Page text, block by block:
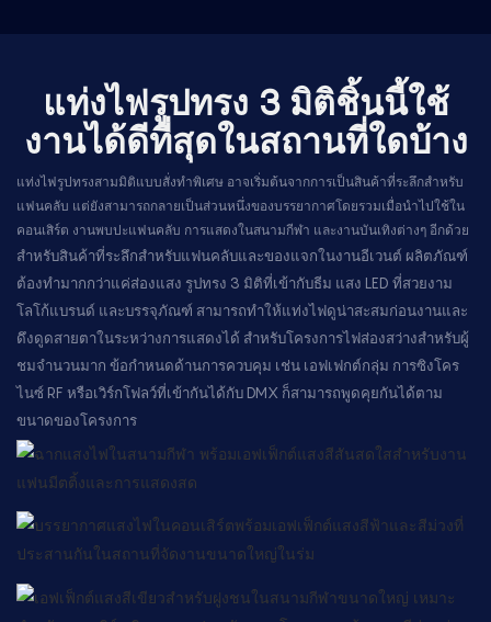
แท่งไฟรูปทรง 3 มิติชิ้นนี้ใช้
งานได้ดีที่สุดในสถานที่ใดบ้าง
แท่งไฟรูปทรงสามมิติแบบสั่งทำพิเศษ อาจเริ่มต้นจากการเป็นสินค้าที่ระลึกสำหรับ
แฟนคลับ แต่ยังสามารถกลายเป็นส่วนหนึ่งของบรรยากาศโดยรวมเมื่อนำไปใช้ใน
คอนเสิร์ต งานพบปะแฟนคลับ การแสดงในสนามกีฬา และงานบันเทิงต่างๆ อีกด้วย
สำหรับสินค้าที่ระลึกสำหรับแฟนคลับและของแจกในงานอีเวนต์ ผลิตภัณฑ์
ต้องทำมากกว่าแค่ส่องแสง รูปทรง 3 มิติที่เข้ากับธีม แสง LED ที่สวยงาม
โลโก้แบรนด์ และบรรจุภัณฑ์ สามารถทำให้แท่งไฟดูน่าสะสมก่อนงานและ
ดึงดูดสายตาในระหว่างการแสดงได้ สำหรับโครงการไฟส่องสว่างสำหรับผู้
ชมจำนวนมาก ข้อกำหนดด้านการควบคุม เช่น เอฟเฟกต์กลุ่ม การซิงโคร
ไนซ์ RF หรือเวิร์กโฟลว์ที่เข้ากันได้กับ DMX ก็สามารถพูดคุยกันได้ตาม
ขนาดของโครงการ